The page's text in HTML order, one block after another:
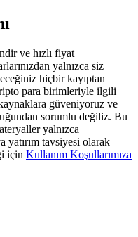
pool
USDT
ve hızlı fiyat
yalnızca siz
hiçbir kayıptan
para birimleriyle ilgili
güveniyoruz ve
sorumlu değiliz. Bu
yalnızca
yatırım tavsiyesi olarak
için Kullanım Koşullarımıza